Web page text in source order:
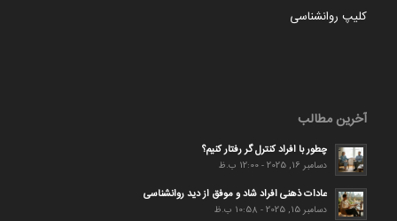
کلیپ روانشناسی
آخرین مطالب
چطور با افراد کنترل گر رفتار کنیم؟
دسامبر 16, 2025 - 12:00 ب.ظ
عادات ذهنی افراد شاد و موفق از دید روانشناسی
دسامبر 15, 2025 - 10:58 ب.ظ